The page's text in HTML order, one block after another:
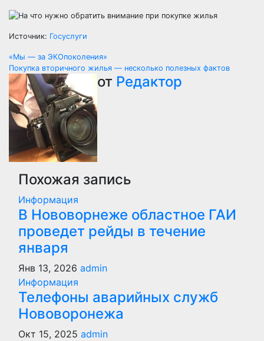
Источник: Госуслуги
Навигация
по
записям
«Мы — за ЭКОпоколения»
Покупка вторичного жилья — несколько полезных фактов
от Редактор
Похожая запись
Информация
В Нововорнеже областное ГАИ
проведет рейды в течение
января
Янв 13, 2026 admin
Информация
Телефоны аварийных служб
Нововоронежа
Окт 15, 2025 admin